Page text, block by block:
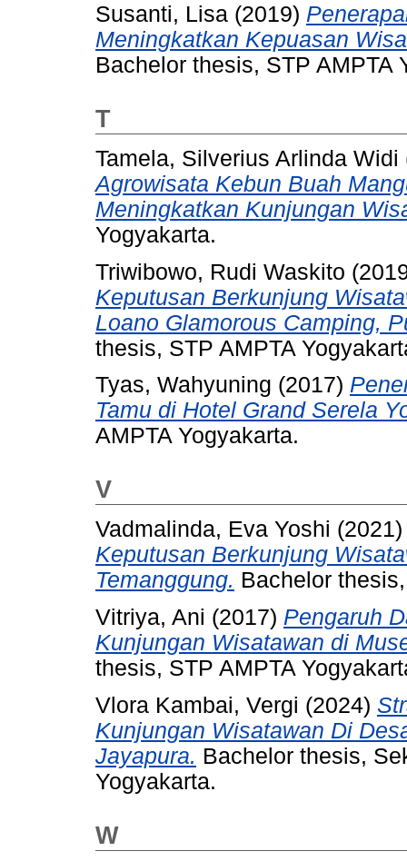
Susanti, Lisa (2019)
Meningkatkan Kepuasan
Bachelor thesis, STP AMPTA
T
Tamela, Silverius Arlinda Widi
Agrowisata Kebun Buah
Meningkatkan Kunjungan
Yogyakarta.
Triwibowo, Rudi Waskito
Keputusan Berkunjung
Loano Glamorous Camping,
thesis, STP AMPTA
Tyas, Wahyuning (2017)
Tamu di Hotel Grand Serela
AMPTA Yogyakarta.
V
Vadmalinda, Eva Yoshi
Keputusan Berkunjung
Temanggung. Bachelor
Vitriya, Ani (2017) Pengaruh
Kunjungan Wisatawan di
thesis, STP AMPTA
Vlora Kambai, Vergi (2024)
Kunjungan Wisatawan Di
Jayapura. Bachelor thesis,
Yogyakarta.
W